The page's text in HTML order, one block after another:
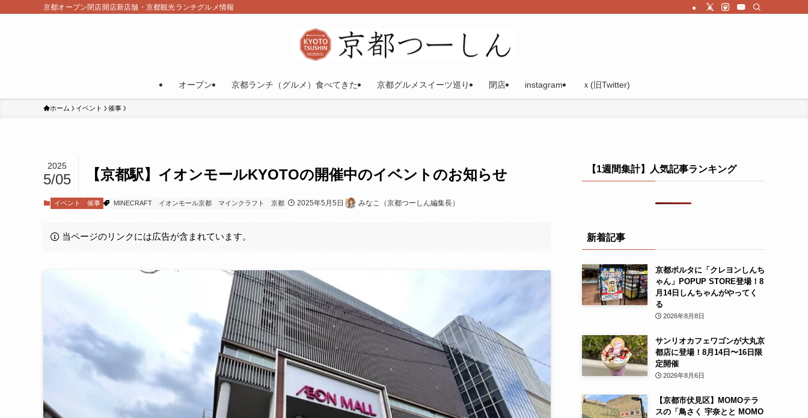
京都オープン閉店開店新店舗・京都観光ランチグルメ情報
オープン 京都ランチ（グルメ）食べてきた 京都グルメスイーツ巡り 閉店 instagram ｘ(旧Twitter)
ホーム イベント 催事
【京都駅】イオンモールKYOTOの開催中のイベントのお知らせ
2025
5/05
イベント 催事 MINECRAFT イオンモール京都 マインクラフト 京都 2025年5月5日 みなこ（京都つーしん編集長）
当ページのリンクには広告が含まれています。
【1週間集計】人気記事ランキング
新着記事
京都ポルタに「クレヨンしんち
ゃん」POPUP STORE登場！8
月14日しんちゃんがやってく
る
2026年8月8日
サンリオカフェワゴンが大丸京
都店に登場！8月14日〜16日限
定開催
2026年8月6日
【京都市伏見区】MOMOテラ
スの「鳥さく 宇奈とと MOMO